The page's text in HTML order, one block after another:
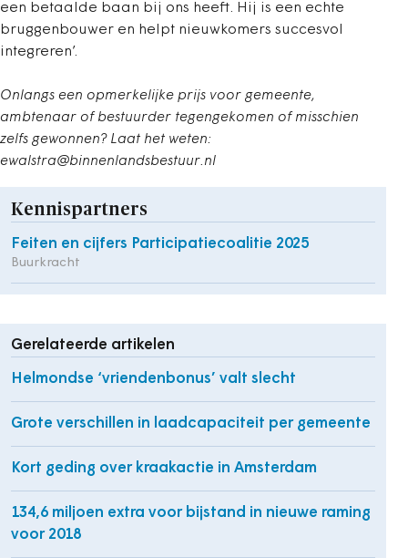
een betaalde baan bij ons heeft. Hij is een echte
bruggenbouwer en helpt nieuwkomers succesvol
integreren’.
Onlangs een opmerkelijke prijs voor gemeente,
ambtenaar of bestuurder tegengekomen of misschien
zelfs gewonnen? Laat het weten:
ewalstra@binnenlandsbestuur.nl
Kennispartners
Feiten en cijfers Participatiecoalitie 2025
Buurkracht
Gerelateerde artikelen
Helmondse ‘vriendenbonus’ valt slecht
Grote verschillen in laadcapaciteit per gemeente
Kort geding over kraakactie in Amsterdam
134,6 miljoen extra voor bijstand in nieuwe raming
voor 2018